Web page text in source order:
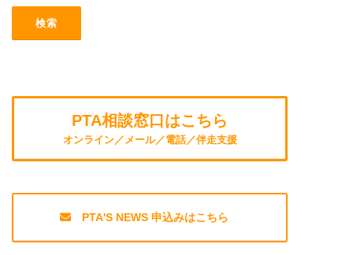
PTA相談窓口はこちら
オンライン／メール／電話／伴走支援
PTA'S NEWS 申込みはこちら